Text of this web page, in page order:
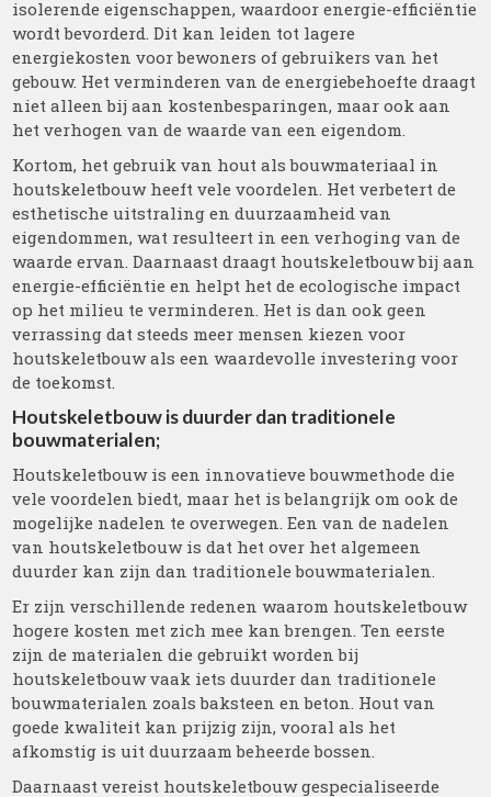
isolerende eigenschappen, waardoor energie-efficiëntie
wordt bevorderd. Dit kan leiden tot lagere
energiekosten voor bewoners of gebruikers van het
gebouw. Het verminderen van de energiebehoefte draagt
niet alleen bij aan kostenbesparingen, maar ook aan
het verhogen van de waarde van een eigendom.
Kortom, het gebruik van hout als bouwmateriaal in
houtskeletbouw heeft vele voordelen. Het verbetert de
esthetische uitstraling en duurzaamheid van
eigendommen, wat resulteert in een verhoging van de
waarde ervan. Daarnaast draagt houtskeletbouw bij aan
energie-efficiëntie en helpt het de ecologische impact
op het milieu te verminderen. Het is dan ook geen
verrassing dat steeds meer mensen kiezen voor
houtskeletbouw als een waardevolle investering voor
de toekomst.
Houtskeletbouw is duurder dan traditionele
bouwmaterialen;
Houtskeletbouw is een innovatieve bouwmethode die
vele voordelen biedt, maar het is belangrijk om ook de
mogelijke nadelen te overwegen. Een van de nadelen
van houtskeletbouw is dat het over het algemeen
duurder kan zijn dan traditionele bouwmaterialen.
Er zijn verschillende redenen waarom houtskeletbouw
hogere kosten met zich mee kan brengen. Ten eerste
zijn de materialen die gebruikt worden bij
houtskeletbouw vaak iets duurder dan traditionele
bouwmaterialen zoals baksteen en beton. Hout van
goede kwaliteit kan prijzig zijn, vooral als het
afkomstig is uit duurzaam beheerde bossen.
Daarnaast vereist houtskeletbouw gespecialiseerde